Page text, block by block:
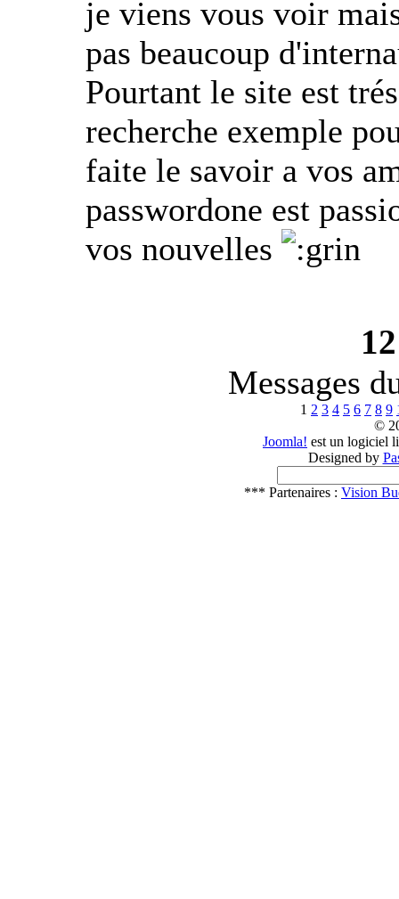
je viens vous voir
pas beaucoup
Pourtant le site est
recherche exemple
faite le savoir a vos
passwordone est
vos nouvelles
Messages
1 2 3 4 5 6 7 8 9
©
Joomla! est un logiciel
Designed by
*** Partenaires : Vision